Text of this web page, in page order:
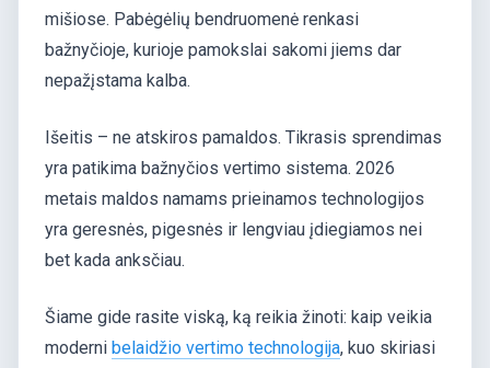
mišiose. Pabėgėlių bendruomenė renkasi
bažnyčioje, kurioje pamokslai sakomi jiems dar
nepažįstama kalba.
Išeitis – ne atskiros pamaldos. Tikrasis sprendimas
yra patikima bažnyčios vertimo sistema. 2026
metais maldos namams prieinamos technologijos
yra geresnės, pigesnės ir lengviau įdiegiamos nei
bet kada anksčiau.
Šiame gide rasite viską, ką reikia žinoti: kaip veikia
moderni belaidžio vertimo technologija, kuo skiriasi